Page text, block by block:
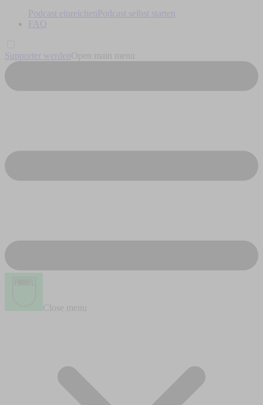
Podcast einreichen
Podcast selbst starten
FAQ
Supporter werden Open main menu
Close menu